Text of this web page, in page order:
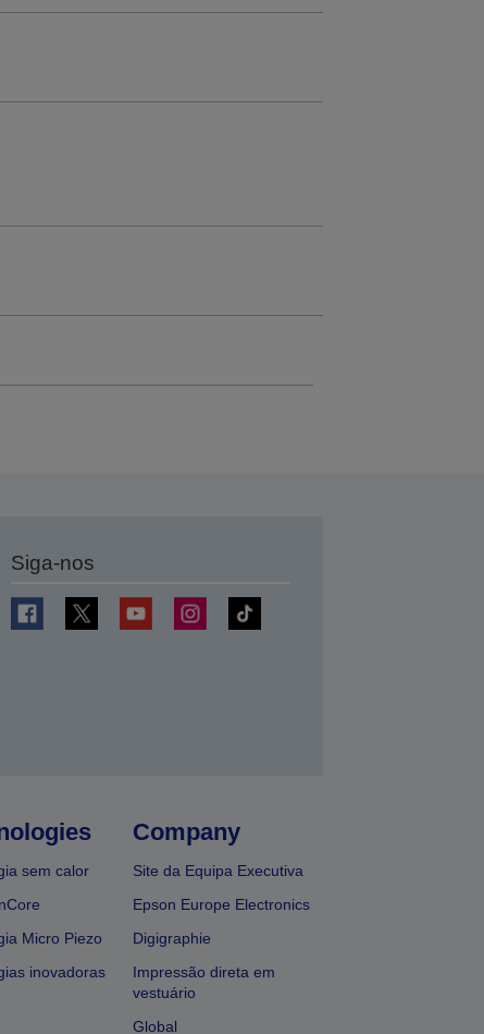
Siga-nos
sem calor
Micro Piezo
inovadoras
Company
Site da Equipa Executiva
Epson Europe Electronics
Digigraphie
Impressão direta em
vestuário
Global